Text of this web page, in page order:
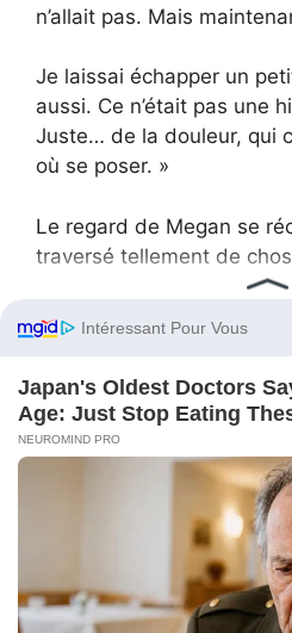
n’allait pas. Mais
Je laissai échapper un
aussi. Ce n’était pas une
Juste… de la douleur, qui
où se poser. »
Le regard de Megan se
traversé tellement de
« Oui », dis-je. « Mais
comme ça que la guérison
Quand Ella revint en
rouges. « Maman, Noah
dinosaures ! Comme
Je repoussai une mèche
« C’est merveilleux, ma
Noah me montra son